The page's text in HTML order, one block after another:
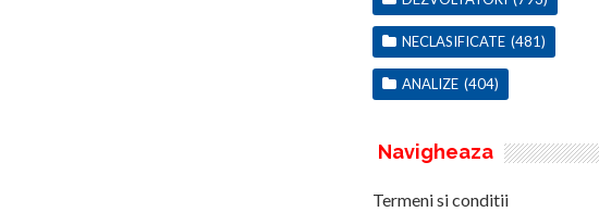
NECLASIFICATE (481)
ANALIZE (404)
Navigheaza
Termeni si conditii